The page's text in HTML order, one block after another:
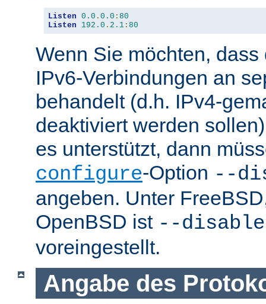
Listen 0.0 . 0.0 : 80
Listen
192.0 . 2.1 : 80
Wenn Sie möchten,
IPv6-Verbindungen an
behandelt (d.h. IPv4-
deaktiviert werden
es unterstützt, dann
configure-Option --
angeben. Unter
OpenBSD ist --
voreingestellt.
Angabe des